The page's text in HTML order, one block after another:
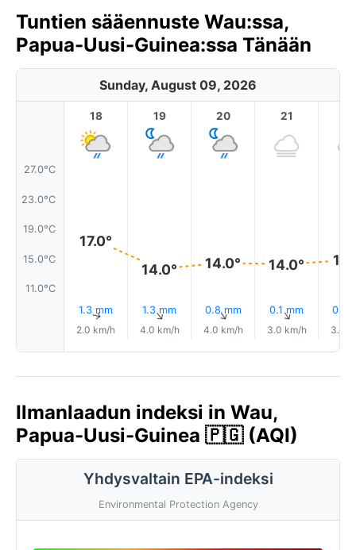
Tuntien sääennuste Wau:ssa,
Papua-Uusi-Guinea:ssa Tänään
Sunday, August 09, 2026
27.0°C
23.0°C
19.0°C
15.0°C
11.0°C
18
17.0°
1.3 mm
↑
2.0 km/h
19
14.0°
1.3 mm
↑
4.0 km/h
20
14.0°
0.8 mm
↑
4.0 km/h
21
14.0°
0.1 mm
↑
3.0 km/h
0.0
3.0
Ilmanlaadun indeksi in Wau,
Papua-Uusi-Guinea 🇵🇬 (AQI)
Yhdysvaltain EPA-indeksi
Environmental Protection Agency